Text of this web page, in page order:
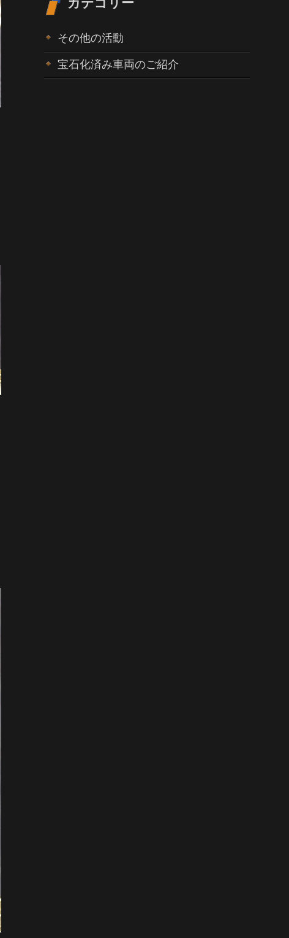
カテゴリー
その他の活動
宝石化済み車両のご紹介